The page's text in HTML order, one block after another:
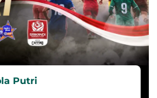
Putri